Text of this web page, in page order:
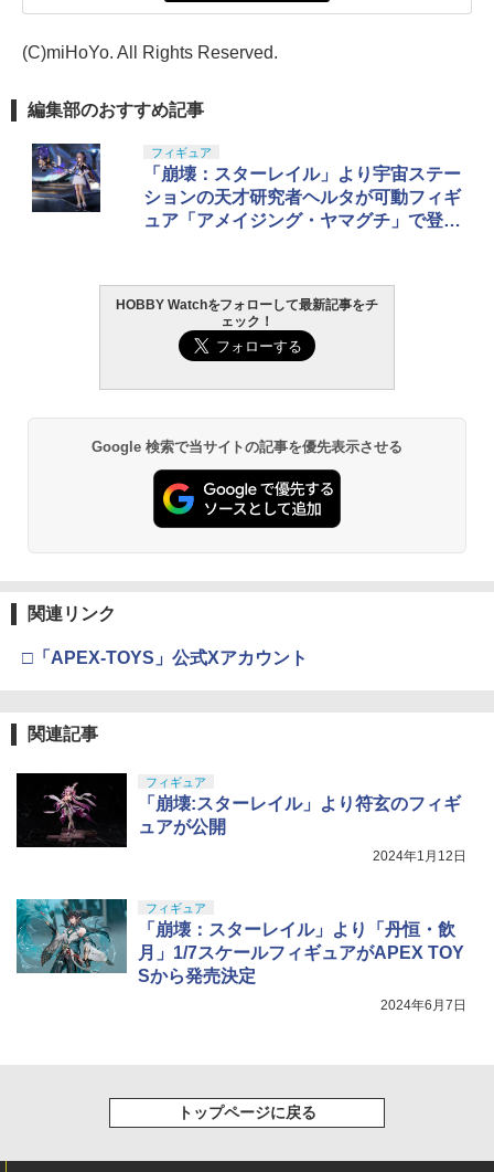
(C)miHoYo. All Rights Reserved.
編集部のおすすめ記事
フィギュア
「崩壊：スターレイル」より宇宙ステー
ションの天才研究者ヘルタが可動フィギ
ュア「アメイジング・ヤマグチ」で登
HOBBY Watchをフォローして最新記事をチ
ェック！
Google 検索で当サイトの記事を優先表示させる
関連リンク
□「APEX-TOYS」公式Xアカウント
関連記事
フィギュア
「崩壊:スターレイル」より符玄のフィギ
ュアが公開
2024年1月12日
フィギュア
「崩壊：スターレイル」より「丹恒・飲
月」1/7スケールフィギュアがAPEX TOY
Sから発売決定
2024年6月7日
トップページに戻る